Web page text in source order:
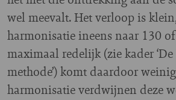
wel meevalt. Het verloop is
harmonisatie ineens naar 130
maximaal redelijk (zie kader
methode’) komt daardoor
harmonisatie verdwijnen deze